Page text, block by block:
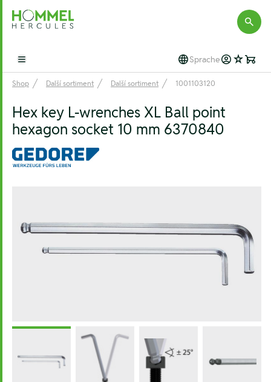
Hommel Hercules
Open main menu Sprache
Shop Další sortiment Další sortiment 1001103120
Hex key L-wrenches XL Ball point
hexagon socket 10 mm 6370840